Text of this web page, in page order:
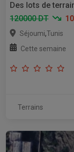
Des lots de
120000 DT
Séjoumi,Tunis
Cette semaine
Terrains